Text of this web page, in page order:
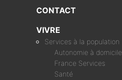
CONTACT
VIVRE
Services à la population
Autonomie à domicile
France Services
Santé